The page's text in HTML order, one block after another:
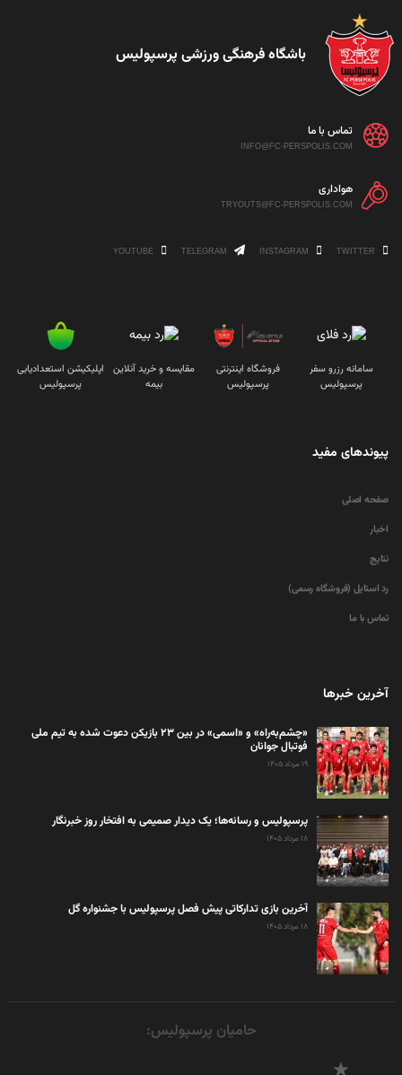
باشگاه فرهنگی ورزشی پرسپولیس
تماس با ما
INFO@FC-PERSPOLIS.COM
هواداری
TRYOUTS@FC-PERSPOLIS.COM
سامانه رزرو سفر
پرسپولیس
فروشگاه اینترنتی
پرسپولیس
مقایسه و خرید آنلاین
بیمه
اپلیکیشن استعدادیابی
پرسپولیس
پیوندهای مفید
صفحه اصلی
اخبار
نتایج
رد استایل (فروشگاه رسمی)
تماس با ما
آخرین خبرها
«چشم‌به‌راه» و «اسمی» در بین ۲۳ بازیکن دعوت شده به تیم ملی
فوتبال جوانان
۱۹ مرداد ۱۴۰۵
پرسپولیس و رسانه‌ها؛ یک دیدار صمیمی به افتخار روز خبرنگار
۱۸ مرداد ۱۴۰۵
آخرین بازی تدارکاتی پیش فصل پرسپولیس با جشنواره گل
۱۸ مرداد ۱۴۰۵
حامیان پرسپولیس: